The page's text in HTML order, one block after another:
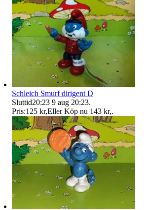
Schleich Smurf dirigent D
Sluttid20:23 9 aug 20:23.
Pris:125 kr,Eller Köp nu 143 kr,.